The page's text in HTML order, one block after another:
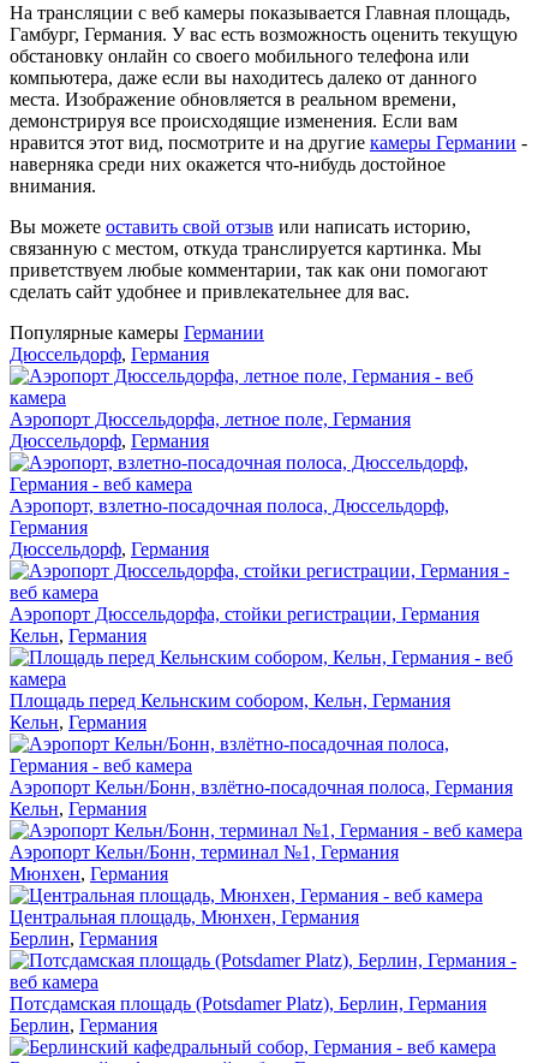
На трансляции с веб камеры показывается Главная площадь,
Гамбург, Германия. У вас есть возможность оценить текущую
обстановку онлайн со своего мобильного телефона или
компьютера, даже если вы находитесь далеко от данного
места. Изображение обновляется в реальном времени,
демонстрируя все происходящие изменения. Если вам
нравится этот вид, посмотрите и на другие камеры Германии -
наверняка среди них окажется что-нибудь достойное
внимания.
Вы можете оставить свой отзыв или написать историю,
связанную с местом, откуда транслируется картинка. Мы
приветствуем любые комментарии, так как они помогают
сделать сайт удобнее и привлекательнее для вас.
Популярные камеры Германии
Дюссельдорф, Германия
Аэропорт Дюссельдорфа, летное поле, Германия
Дюссельдорф, Германия
Аэропорт, взлетно-посадочная полоса, Дюссельдорф,
Германия
Дюссельдорф, Германия
Аэропорт Дюссельдорфа, стойки регистрации, Германия
Кельн, Германия
Площадь перед Кельнским собором, Кельн, Германия
Кельн, Германия
Аэропорт Кельн/Бонн, взлётно-посадочная полоса, Германия
Кельн, Германия
Аэропорт Кельн/Бонн, терминал №1, Германия
Мюнхен, Германия
Центральная площадь, Мюнхен, Германия
Берлин, Германия
Потсдамская площадь (Potsdamer Platz), Берлин, Германия
Берлин, Германия